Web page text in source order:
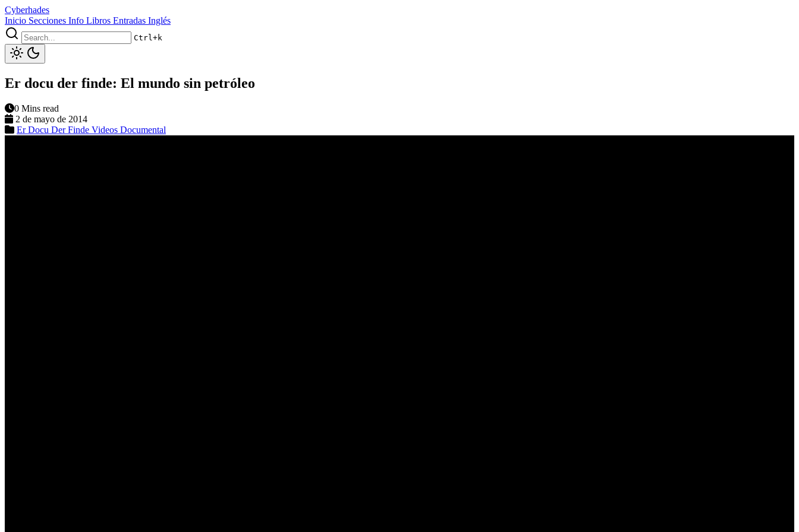
Cyberhades
Inicio Secciones Info Libros Entradas Inglés
Ctrl+k
Er docu der finde: El mundo sin petróleo
0 Mins read
2 de mayo de 2014
Er Docu Der Finde Videos Documental